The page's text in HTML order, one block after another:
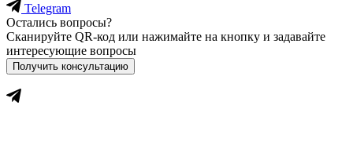
Telegram
Остались вопросы?
Сканируйте QR-код или нажимайте на кнопку и задавайте
интересующие вопросы
Получить консультацию